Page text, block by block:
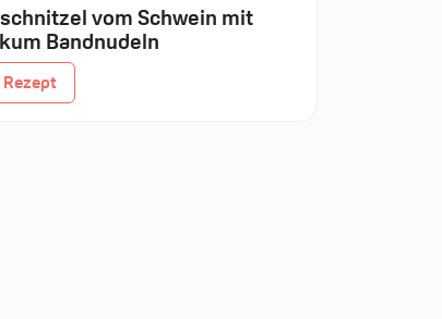
vom Schwein mit
Bandnudeln